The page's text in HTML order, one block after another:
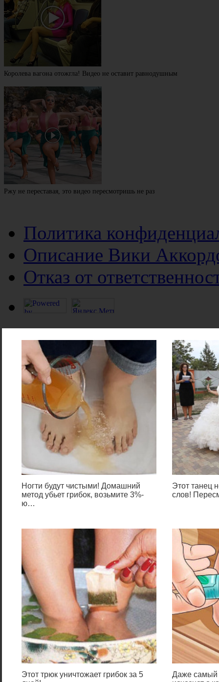
Ногти будут чистыми! Домашний
метод убьет грибок, возьмите 3%-
ю…
Этот танец
слов!
Этот трюк уничтожает грибок за 5
Даже самый
Королева вагона отожгла! Видео не оставит равнодушным
Ржу не переставая, это видео пересмотришь не раз
Политика
Описание Вики
Отказ от